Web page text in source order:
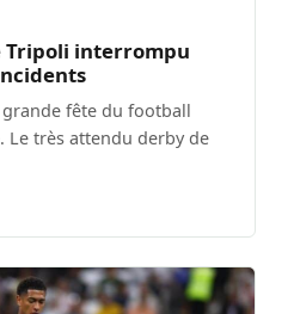
Tripoli interrompu
fête du football
Le très attendu derby de